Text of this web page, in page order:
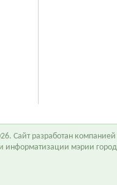
Сайт разработан компанией
информатизации мэрии